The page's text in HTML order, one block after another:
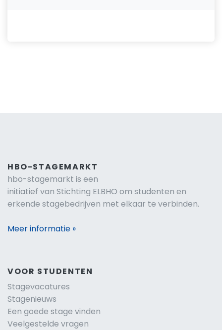
HBO-STAGEMARKT
hbo-stagemarkt is een
initiatief van Stichting ELBHO om studenten en
erkende stagebedrijven met elkaar te verbinden.
Meer informatie »
VOOR STUDENTEN
Stagevacatures
Stagenieuws
Een goede stage vinden
Veelgestelde vragen